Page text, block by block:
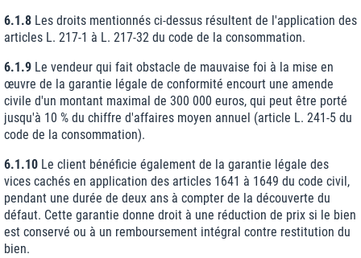
6.1.8 Les droits mentionnés ci-dessus résultent de l'application des
articles L. 217-1 à L. 217-32 du code de la consommation.
6.1.9 Le vendeur qui fait obstacle de mauvaise foi à la mise en
œuvre de la garantie légale de conformité encourt une amende
civile d'un montant maximal de 300 000 euros, qui peut être porté
jusqu'à 10 % du chiffre d'affaires moyen annuel (article L. 241-5 du
code de la consommation).
6.1.10 Le client bénéficie également de la garantie légale des
vices cachés en application des articles 1641 à 1649 du code civil,
pendant une durée de deux ans à compter de la découverte du
défaut. Cette garantie donne droit à une réduction de prix si le bien
est conservé ou à un remboursement intégral contre restitution du
bien.